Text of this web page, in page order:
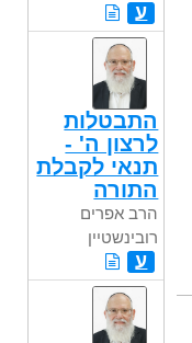
ע
התבטלות
לרצון ה' -
תנאי לקבלת
התורה
הרב אפרים
רובינשטיין
ע